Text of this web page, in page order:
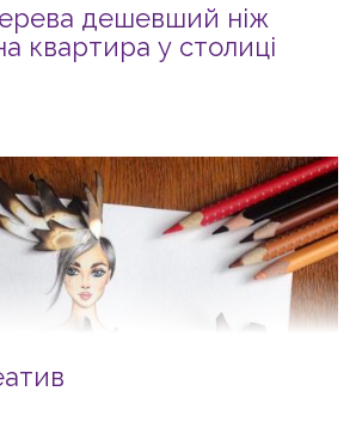
дешевший ніж
квартира у столиці